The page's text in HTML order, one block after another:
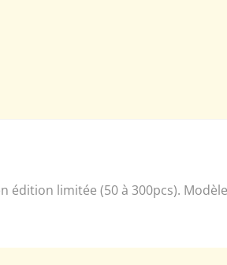
édition limitée (50 à 300pcs).